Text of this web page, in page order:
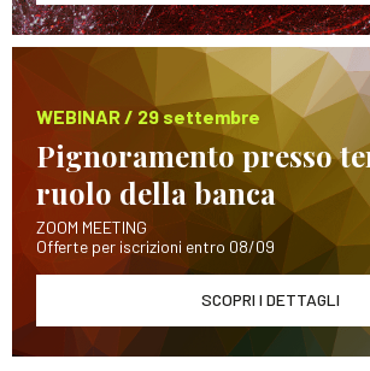
WEBINAR / 29 settembre
Pignoramento presso
ruolo della banca
ZOOM MEETING
Offerte per iscrizioni entro 08/09
SCOPRI I DETTAGLI